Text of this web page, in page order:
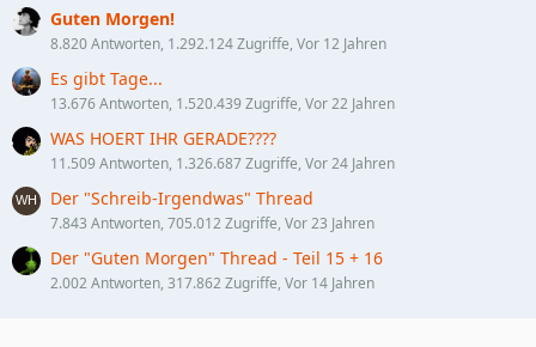
Guten Morgen!
8.820 Antworten, 1.292.124 Zugriffe, Vor 12 Jahren
Es gibt Tage...
13.676 Antworten, 1.520.439 Zugriffe, Vor 22 Jahren
WAS HOERT IHR GERADE????
11.509 Antworten, 1.326.687 Zugriffe, Vor 24 Jahren
Der "Schreib-Irgendwas" Thread
7.843 Antworten, 705.012 Zugriffe, Vor 23 Jahren
Der "Guten Morgen" Thread - Teil 15 + 16
2.002 Antworten, 317.862 Zugriffe, Vor 14 Jahren